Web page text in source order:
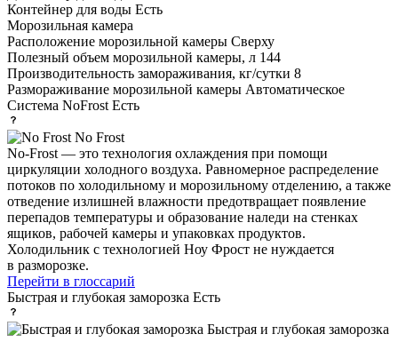
Контейнер для воды Есть
Морозильная камера
Расположение морозильной камеры Сверху
Полезный объем морозильной камеры, л 144
Производительность замораживания, кг/сутки 8
Размораживание морозильной камеры Автоматическое
Система NoFrost Есть
No Frost
No-Frost — это технология охлаждения при помощи
циркуляции холодного воздуха. Равномерное распределение
потоков по холодильному и морозильному отделению, а также
отведение излишней влажности предотвращает появление
перепадов температуры и образование наледи на стенках
ящиков, рабочей камеры и упаковках продуктов.
Холодильник с технологией Ноу Фрост не нуждается
в разморозке.
Перейти в глоссарий
Быстрая и глубокая заморозка Есть
Быстрая и глубокая заморозка